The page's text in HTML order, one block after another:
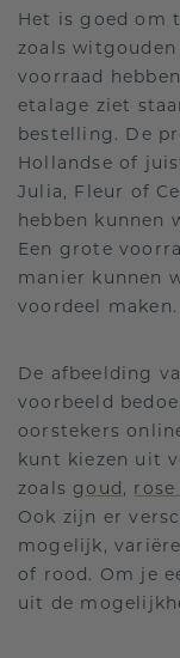
Het is goed om
zoals
voorraad
etalage ziet
bestelling. De
Hollandse of
Julia, Fleur of
hebben kunnen
Een grote
manier kunnen
voordeel maken.
De afbeelding
voorbeeld
oorstekers
kunt kiezen uit
zoalsgoud , rose
Ook zijn er
mogelijk,
of rood. Om je
uit de